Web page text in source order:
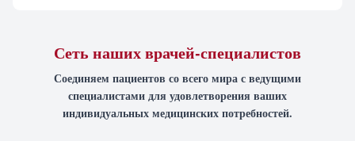
Сеть наших врачей-специалистов
Соединяем пациентов со всего мира с ведущими
специалистами для удовлетворения ваших
индивидуальных медицинских потребностей.